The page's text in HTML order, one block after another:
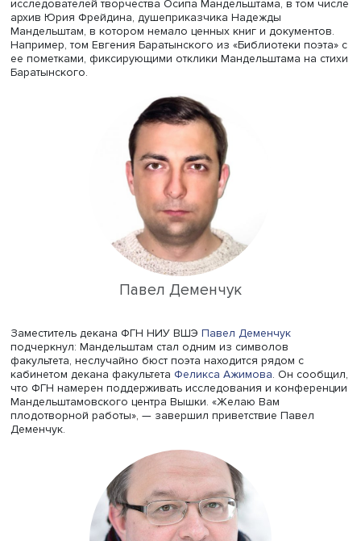
Павел Нерлер, фото: Высшая школа экономики
Ведущий эксперт центраПавел Нерлер(Полян),
конференцию, поблагодарил
Школу филологических наук
организации конференции. Он сообщил, что в
время центр готовит новое издание неопубликованных
крупных текстов и писем Надежды Мандельштам. В
Мандельштамовском центре хранятся архивы ряда
исследователей творчества Осипа Мандельштама, в
архив Юрия Фрейдина, душеприказчика Надежды
Мандельштам, в котором немало ценных книг и
Например, том Евгения Баратынского из «Библиотеки
ее пометками, фиксирующими отклики Мандельштама
Павел Деменчук